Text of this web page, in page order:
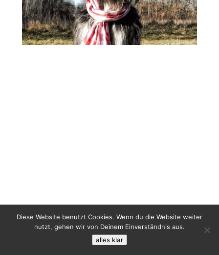
Diese Website benutzt Cookies. Wenn du die Website weiter
nutzt, gehen wir von Deinem Einverständnis aus.
alles klar